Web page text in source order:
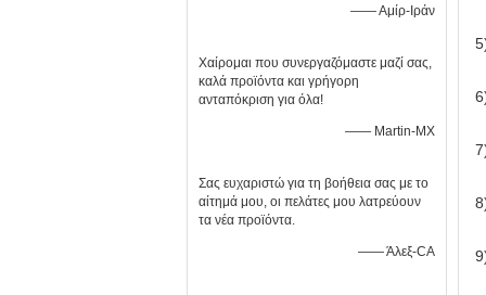
—— Αμίρ-Ιράν
Χαίρομαι που συνεργαζόμαστε μαζί σας,
καλά προϊόντα και γρήγορη
ανταπόκριση για όλα!
—— Martin-MX
Σας ευχαριστώ για τη βοήθεια σας με το
αίτημά μου, οι πελάτες μου λατρεύουν
τα νέα προϊόντα.
—— Άλεξ-CA